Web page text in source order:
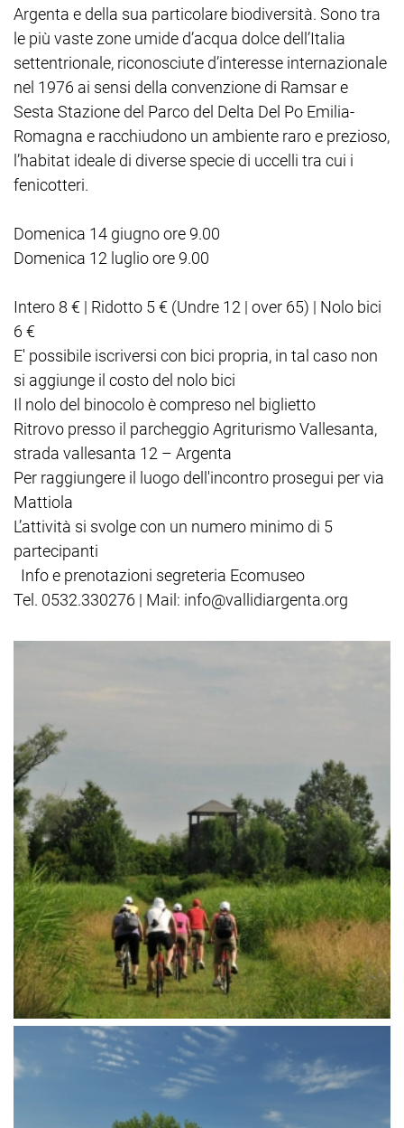
Argenta e della sua particolare biodiversità. Sono tra
le più vaste zone umide d’acqua dolce dell’Italia
settentrionale, riconosciute d’interesse internazionale
nel 1976 ai sensi della convenzione di Ramsar e
Sesta Stazione del Parco del Delta Del Po Emilia-
Romagna e racchiudono un ambiente raro e prezioso,
l’habitat ideale di diverse specie di uccelli tra cui i
fenicotteri.
Domenica 14 giugno ore 9.00
Domenica 12 luglio ore 9.00
Intero 8 € | Ridotto 5 € (Undre 12 | over 65) | Nolo bici
6 €
E' possibile iscriversi con bici propria, in tal caso non
si aggiunge il costo del nolo bici
Il nolo del binocolo è compreso nel biglietto
Ritrovo presso il parcheggio Agriturismo Vallesanta,
strada vallesanta 12 – Argenta
Per raggiungere il luogo dell'incontro prosegui per via
Mattiola
L’attività si svolge con un numero minimo di 5
partecipanti
Info e prenotazioni segreteria Ecomuseo
Tel. 0532.330276 | Mail: info@vallidiargenta.org